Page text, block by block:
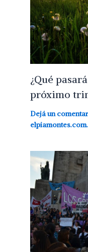
¿Qué
próximo
Dejá un